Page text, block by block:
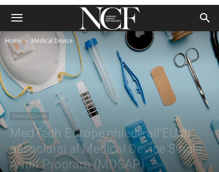
Home Medical Device
Medical Device
MedTech Europe chiede all’EU di
associarsi al Medical Device Single
Audit Program (MDSAP)